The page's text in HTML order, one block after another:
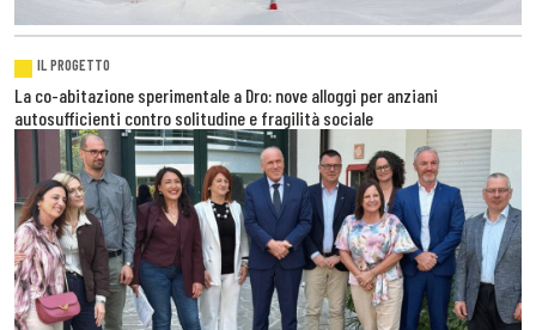
IL PROGETTO
La co-abitazione sperimentale a Dro: nove alloggi per anziani
autosufficienti contro solitudine e fragilità sociale